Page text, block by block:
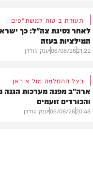
תעודת ביטוח למשת"פים
לאחר נסיגת צה"ל: כך
המילציות בעזה
21:22
06/08/26יענקי גולדן
בצל ההסלמה מול איראן
ארה"ב מפנה מערכות הגנה
והכורדים זועמים
20:48
06/08/26יענקי גולדן